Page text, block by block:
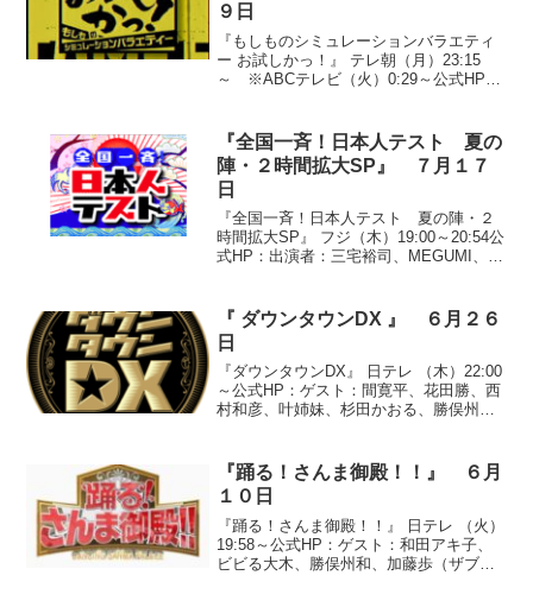
９日
『もしものシミュレーションバラエティ
ー お試しかっ！』 テレ朝（月）23:15
～ ※ABCテレビ（火）0:29～公式HP：
我が家、バッファロー吾郎、パンクブー
ブー、サバ...
『全国一斉！日本人テスト 夏の
陣・２時間拡大SP』 ７月１７
日
『全国一斉！日本人テスト 夏の陣・２
時間拡大SP』 フジ（木）19:00～20:54公
式HP：出演者：三宅裕司、MEGUMI、オ
奈、間寛平、嶋大輔、はるな愛、世界の
ナベア...
『 ダウンタウンDX 』 ６月２６
日
『ダウンタウンDX』 日テレ （木）22:00
～公式HP：ゲスト：間寛平、花田勝、西
村和彦、叶姉妹、杉田かおる、勝俣州
ていた』○「間寛平の４３年前」中学３年
生 当時１...
『踊る！さんま御殿！！』 ６月
１０日
『踊る！さんま御殿！！』 日テレ （火）
19:58～公式HP：ゲスト：和田アキ子、
ビビる大木、勝俣州和、加藤歩（ザブン